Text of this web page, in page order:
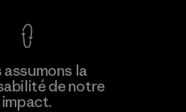
assumons la
de notre
impact.